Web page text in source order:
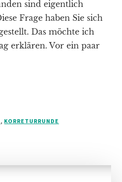
sind eigentlich
Frage haben Sie sich
Das möchte ich
erklären. Vor ein paar
, KORRETURRUNDE